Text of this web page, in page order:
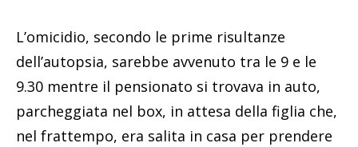
L’omicidio, secondo le prime risultanze
dell’autopsia, sarebbe avvenuto tra le 9 e le
9.30 mentre il pensionato si trovava in auto,
parcheggiata nel box, in attesa della figlia che,
nel frattempo, era salita in casa per prendere